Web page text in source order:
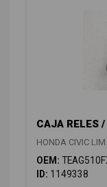
CAJA RELES
HONDA CIVIC
OEM:
ID: 1149338